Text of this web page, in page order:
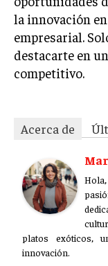
la innovación
empresarial.
destacarte en
competitivo.
Acerca de
platos exóticos,
innovación.